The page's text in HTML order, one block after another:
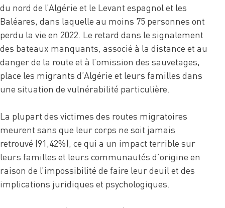
du nord de l’Algérie et le Levant espagnol et les
Baléares, dans laquelle au moins 75 personnes ont
perdu la vie en 2022. Le retard dans le signalement
des bateaux manquants, associé à la distance et au
danger de la route et à l’omission des sauvetages,
place les migrants d’Algérie et leurs familles dans
une situation de vulnérabilité particulière.
La plupart des victimes des routes migratoires
meurent sans que leur corps ne soit jamais
retrouvé (91,42%), ce qui a un impact terrible sur
leurs familles et leurs communautés d’origine en
raison de l’impossibilité de faire leur deuil et des
implications juridiques et psychologiques.